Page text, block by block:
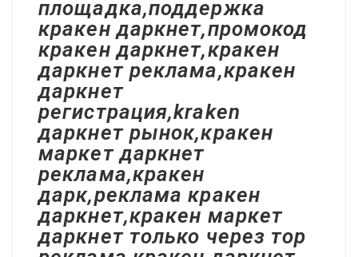
площадка,поддержка
кракен даркнет,промокод
кракен даркнет,кракен
даркнет реклама,кракен
даркнет
регистрация,kraken
даркнет рынок,кракен
маркет даркнет
реклама,кракен
дарк,реклама кракен
даркнет,кракен маркет
даркнет только через тор